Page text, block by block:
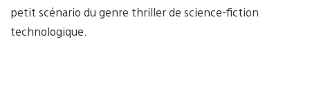
petit scénario du genre thriller de science-fiction
technologique.